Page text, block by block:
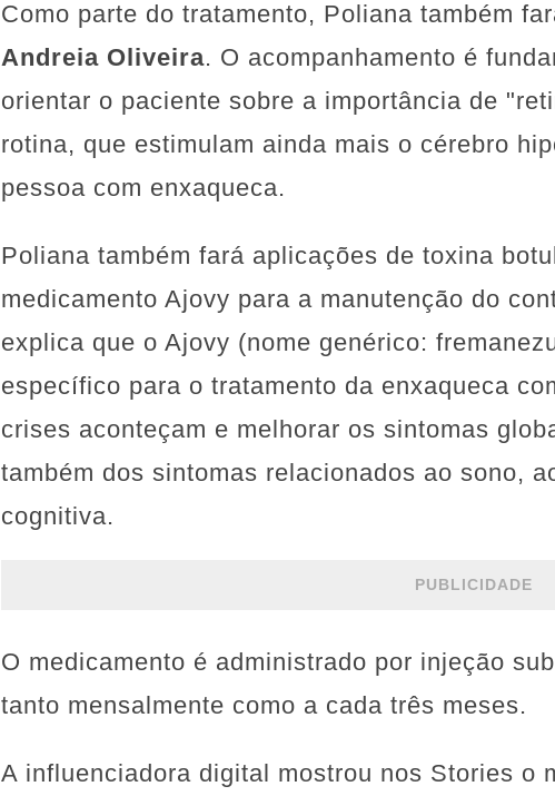
Como parte do tratamento, Poliana também
Andreia Oliveira. O acompanhamento é
orientar o paciente sobre a importância de
rotina, que estimulam ainda mais o cérebro
pessoa com enxaqueca.
Poliana também fará aplicações de toxina
medicamento Ajovy para a manutenção do
explica que o Ajovy (nome genérico:
específico para o tratamento da enxaqueca
crises aconteçam e melhorar os sintomas
também dos sintomas relacionados ao sono,
cognitiva.
PUBLICIDADE
O medicamento é administrado por injeção
tanto mensalmente como a cada três meses.
A influenciadora digital mostrou nos Stories o